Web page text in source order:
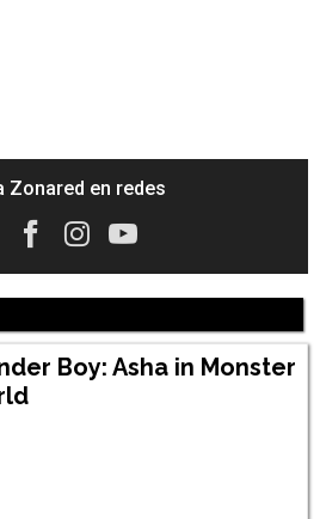
Zonared en redes
Boy: Asha in Monster